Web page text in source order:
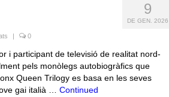
9
DE GEN. 2026
| 0
i participant de televisió de realitat nord-
pels monòlegs autobiogràfics que
Queen Trilogy es basa en les seves
gai italià … Continued